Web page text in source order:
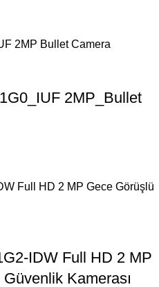
2MP_Bullet
IDW Full HD 2 MP
Kamerası